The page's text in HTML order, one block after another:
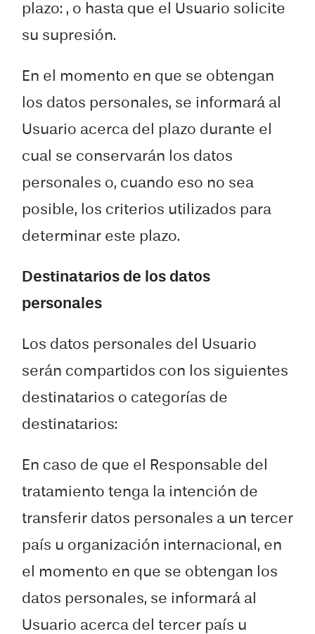
plazo: , o hasta que el Usuario solicite
su supresión.
En el momento en que se obtengan
los datos personales, se informará al
Usuario acerca del plazo durante el
cual se conservarán los datos
personales o, cuando eso no sea
posible, los criterios utilizados para
determinar este plazo.
Destinatarios de los datos
personales
Los datos personales del Usuario
serán compartidos con los siguientes
destinatarios o categorías de
destinatarios:
En caso de que el Responsable del
tratamiento tenga la intención de
transferir datos personales a un tercer
país u organización internacional, en
el momento en que se obtengan los
datos personales, se informará al
Usuario acerca del tercer país u